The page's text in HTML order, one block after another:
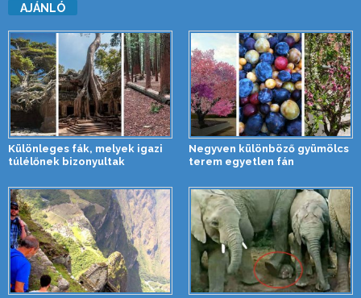
AJÁNLÓ
Különleges fák, melyek igazi
túlélőnek bizonyultak
Negyven különböző gyümölcs
terem egyetlen fán